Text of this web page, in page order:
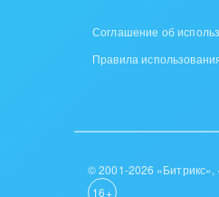
/ Интранета
Соглашение об
Правила
© 2001-2026
16+